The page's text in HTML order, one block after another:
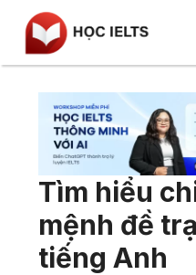
Chuyển
đến
Học IELTS
IELTS Speaking
IELTS Writing
IELTS Listening
IELTS Reading
Blog
Review
Liên hệ
Tìm hiểu
mệnh đề
tiếng Anh